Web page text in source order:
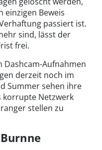
einzigen Beweis
passiert ist.
sind, lässt der
frei.
Dashcam-Aufnahmen
derzeit noch im
Summer sehen ihre
korrupte Netzwerk
stellen zu